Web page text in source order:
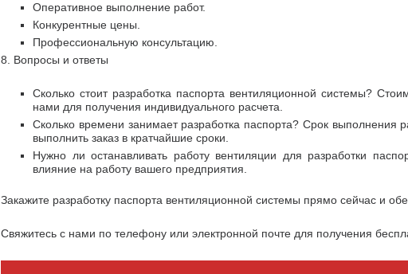
Оперативное выполнение работ.
Конкурентные цены.
Профессиональную консультацию.
8. Вопросы и ответы
Сколько стоит разработка паспорта вентиляционной системы?
нами для получения индивидуального расчета.
Сколько времени занимает разработка паспорта? Срок выполнения
выполнить заказ в кратчайшие сроки.
Нужно ли останавливать работу вентиляции для разработки
влияние на работу вашего предприятия.
Закажите разработку паспорта вентиляционной системы прямо сейчас и
Свяжитесь с нами по телефону или электронной почте для получения